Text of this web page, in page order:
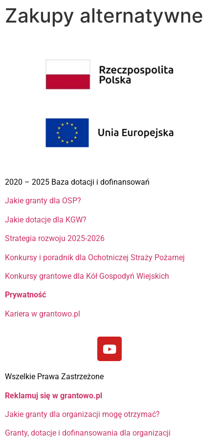
Zakupy alternatywne
2020 – 2025 Baza dotacji i dofinansowań
Jakie granty dla OSP?
Jakie dotacje dla KGW?
Strategia rozwoju 2025-2026
Konkursy i poradnik dla Ochotniczej Straży Pożarnej
Konkursy grantowe dla Kół Gospodyń Wiejskich
Prywatność
Kariera w grantowo.pl
Wszelkie Prawa Zastrzeżone
Reklamuj się w grantowo.pl
Jakie granty dla organizacji mogę otrzymać?
Granty, dotacje i dofinansowania dla organizacji